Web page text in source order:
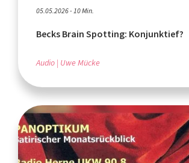
05.05.2026 - 10 Min.
Becks Brain Spotting: Konjunktief?
Audio Uwe Mücke